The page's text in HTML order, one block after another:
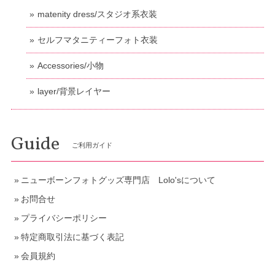
matenity dress/スタジオ系衣装
セルフマタニティーフォト衣装
Accessories/小物
layer/背景レイヤー
Guide ご利用ガイド
ニューボーンフォトグッズ専門店 Lolo'sについて
お問合せ
プライバシーポリシー
特定商取引法に基づく表記
会員規約